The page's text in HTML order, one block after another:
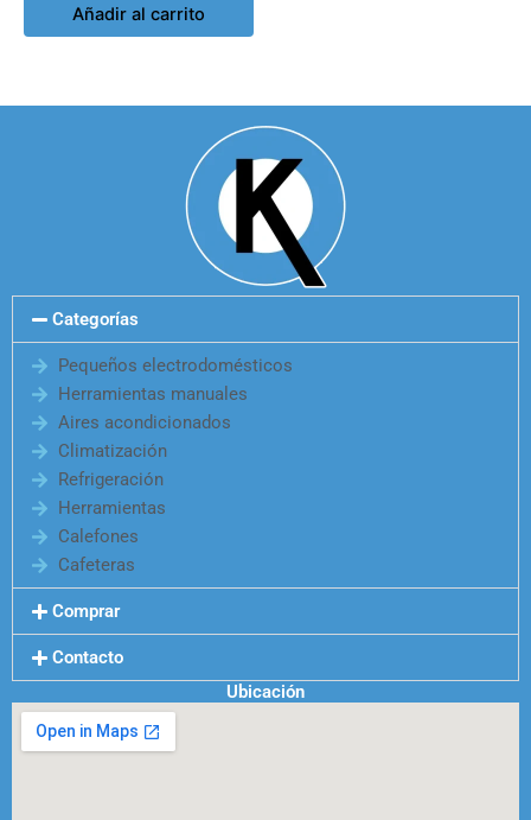
Añadir al carrito
Categorías
Pequeños electrodomésticos
Herramientas manuales
Aires acondicionados
Climatización
Refrigeración
Herramientas
Calefones
Cafeteras
Comprar
Contacto
Ubicación